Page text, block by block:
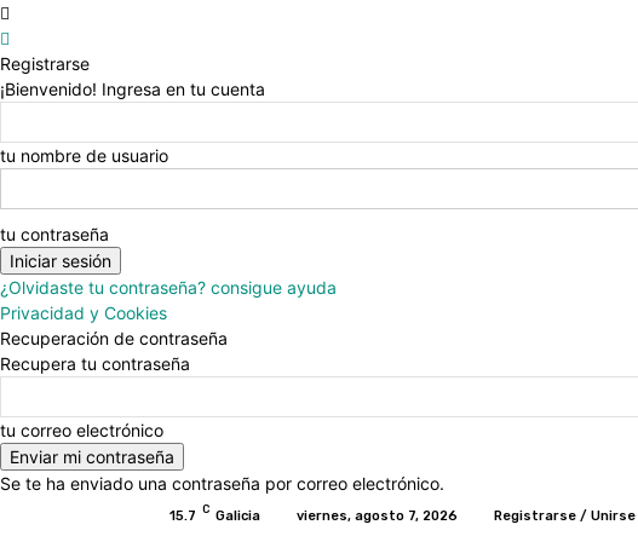
Registrarse
¡Bienvenido! Ingresa en tu cuenta
tu nombre de usuario
tu contraseña
¿Olvidaste tu contraseña? consigue ayuda
Privacidad y Cookies
Recuperación de contraseña
Recupera tu contraseña
tu correo electrónico
Se te ha enviado una contraseña por correo electrónico.
15.7 C Galicia viernes, agosto 7, 2026 Registrarse / Unirse